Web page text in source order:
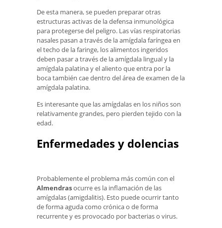
De esta manera, se pueden preparar otras
estructuras activas de la defensa inmunológica
para protegerse del peligro. Las vías respiratorias
nasales pasan a través de la amígdala faríngea en
el techo de la faringe, los alimentos ingeridos
deben pasar a través de la amígdala lingual y la
amígdala palatina y el aliento que entra por la
boca también cae dentro del área de examen de la
amígdala palatina.
Es interesante que las amígdalas en los niños son
relativamente grandes, pero pierden tejido con la
edad.
Enfermedades y dolencias
Probablemente el problema más común con el
Almendrasocurre es la inflamación de las
amígdalas (amigdalitis). Esto puede ocurrir tanto
de forma aguda como crónica o de forma
recurrente y es provocado por bacterias o virus.